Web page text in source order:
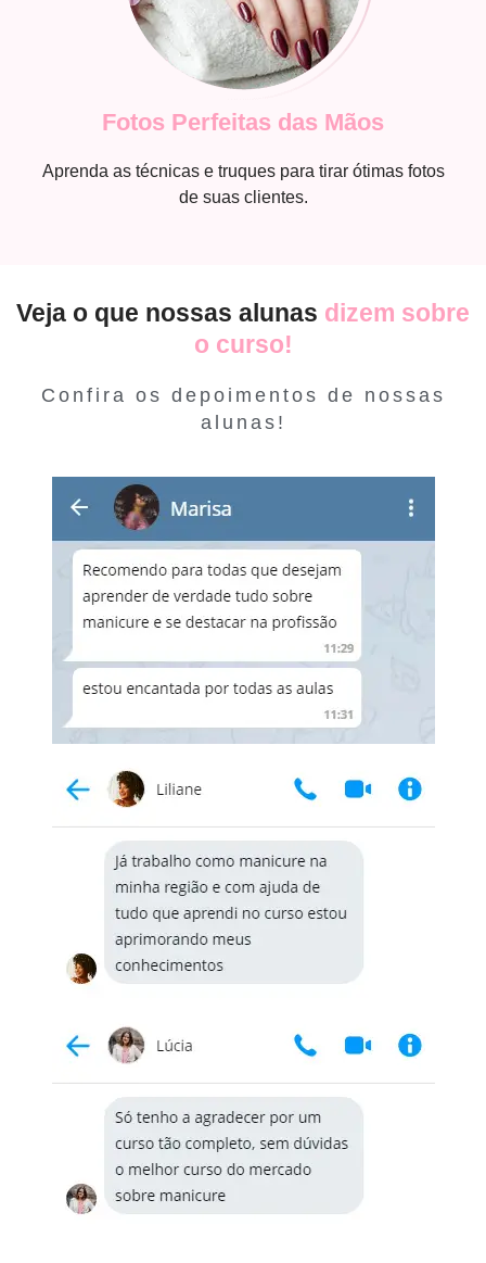
Fotos Perfeitas das Mãos
Aprenda as técnicas e truques para tirar ótimas fotos
de suas clientes.
Veja o que nossas alunas dizem sobre
o curso!
Confira os depoimentos de nossas
alunas!